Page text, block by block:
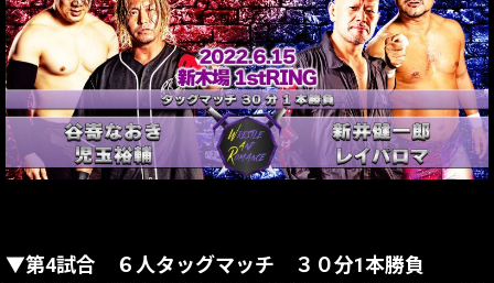
▼第4試合 ６人タッグマッチ ３０分1本勝負